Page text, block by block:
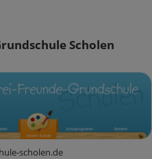
Scholen
scholen.de